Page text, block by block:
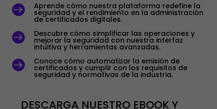
 Aprende cómo nuestra plataforma redefine la
seguridad y el rendimiento en la administración
de certificados digitales.
 Descubre cómo simplificar las operaciones y
mejorar la seguridad con nuestra interfaz
intuitiva y herramientas avanzadas.
 Conoce cómo automatizar la emisión de
certificados y cumplir con los requisitos de
seguridad y normativas de la industria.
DESCARGA NUESTRO EBOOK Y